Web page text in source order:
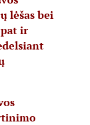
lėšas bei
ir